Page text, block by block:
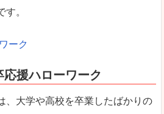
す。
ーク
援ハローワーク
、大学や高校を卒業したばかりの